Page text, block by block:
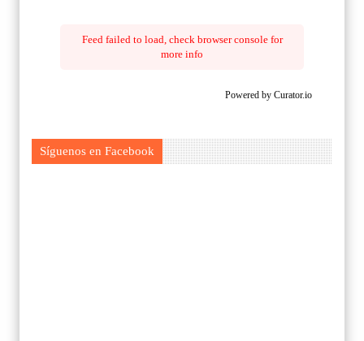
Feed failed to load, check browser console for
more info
Powered by Curator.io
Síguenos en Facebook